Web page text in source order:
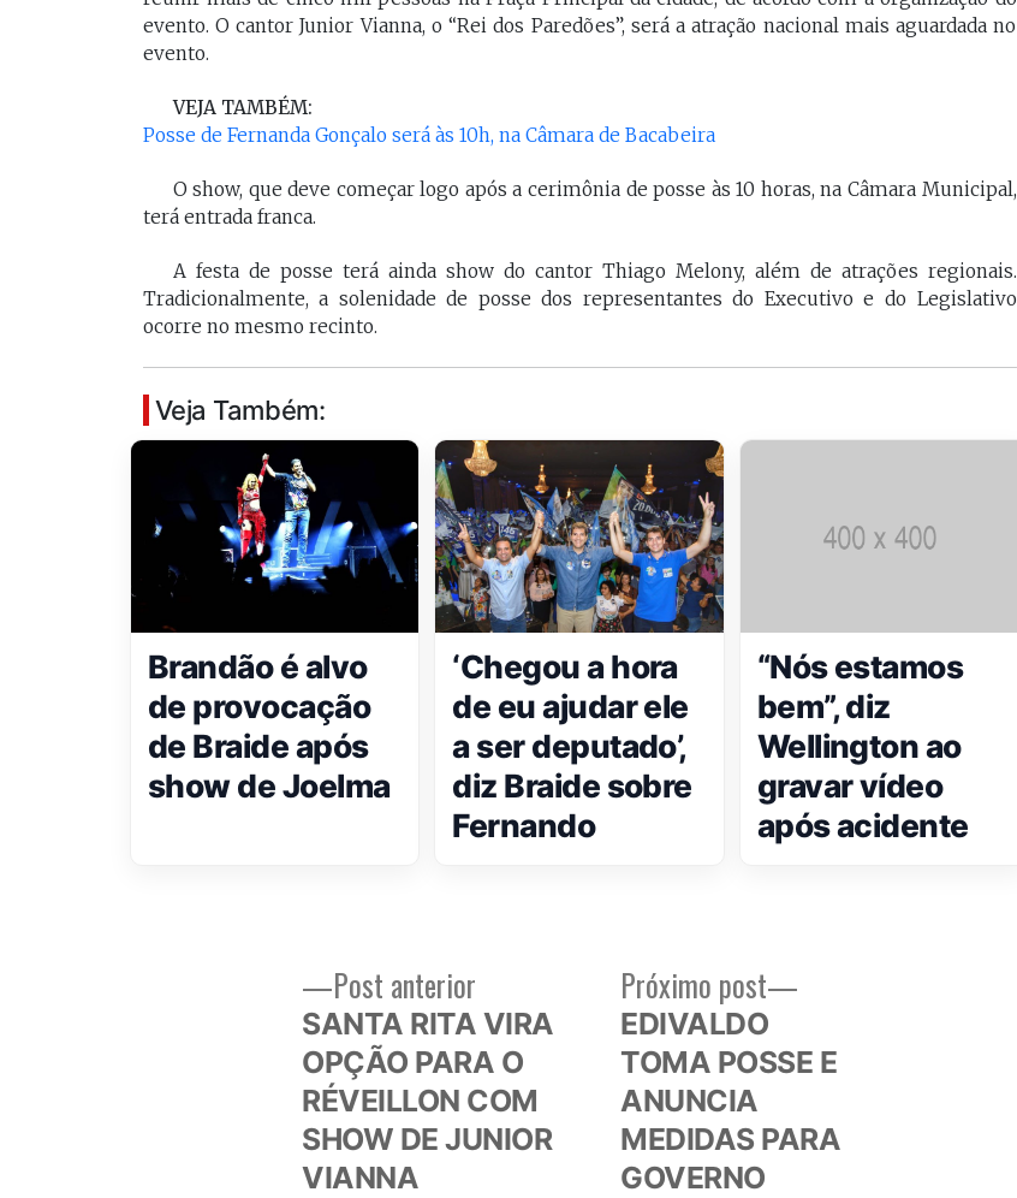
evento. O cantor Junior Vianna, o “Rei dos Paredões”, será a atração nacional mais aguardada no
evento.
VEJA TAMBÉM:
Posse de Fernanda Gonçalo será às 10h, na Câmara de Bacabeira
O show, que deve começar logo após a cerimônia de posse às 10 horas, na Câmara Municipal,
terá entrada franca.
A festa de posse terá ainda show do cantor Thiago Melony, além de atrações regionais.
Tradicionalmente, a solenidade de posse dos representantes do Executivo e do Legislativo
ocorre no mesmo recinto.
Veja Também:
Brandão é alvo
de provocação
de Braide após
show de Joelma
‘Chegou a hora
de eu ajudar ele
a ser deputado’,
diz Braide sobre
Fernando
“Nós estamos
bem”, diz
Wellington ao
gravar vídeo
após acidente
Navegação
Post anterior
anterior:
SANTA RITA VIRA
OPÇÃO PARA O
RÉVEILLON COM
SHOW DE JUNIOR
VIANNA
Próximo post
EDIVALDO
TOMA POSSE E
ANUNCIA
MEDIDAS PARA
GOVERNO